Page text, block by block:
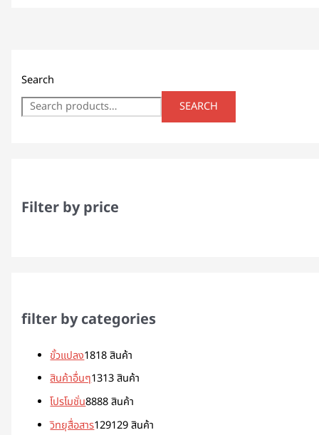
Search
SEARCH
Filter by price
filter by categories
ขั้วแปลง1818 สินค้า
สินค้าอื่นๆ1313 สินค้า
โปรโมชั่น8888 สินค้า
วิทยุสื่อสาร129129 สินค้า